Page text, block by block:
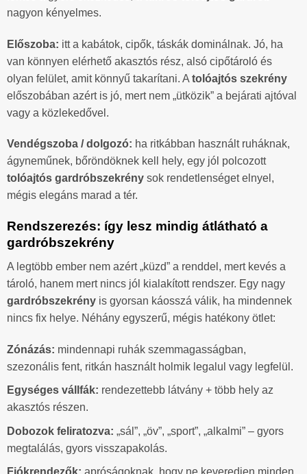
nagyon kényelmes.
Előszoba: itt a kabátok, cipők, táskák dominálnak. Jó, ha
van könnyen elérhető akasztós rész, alsó cipőtároló és
olyan felület, amit könnyű takarítani. A tolóajtós szekrény
előszobában azért is jó, mert nem „ütközik” a bejárati ajtóval
vagy a közlekedővel.
Vendégszoba / dolgozó: ha ritkábban használt ruháknak,
ágyneműnek, bőröndöknek kell hely, egy jól polcozott
tolóajtós gardróbszekrény sok rendetlenséget elnyel,
mégis elegáns marad a tér.
Rendszerezés: így lesz mindig átlátható a
gardróbszekrény
A legtöbb ember nem azért „küzd” a renddel, mert kevés a
tároló, hanem mert nincs jól kialakított rendszer. Egy nagy
gardróbszekrény is gyorsan káosszá válik, ha mindennek
nincs fix helye. Néhány egyszerű, mégis hatékony ötlet:
Zónázás: mindennapi ruhák szemmagasságban,
szezonális fent, ritkán használt holmik legalul vagy legfelül.
Egységes vállfák: rendezettebb látvány + több hely az
akasztós részen.
Dobozok feliratozva: „sál”, „öv”, „sport”, „alkalmi” – gyors
megtalálás, gyors visszapakolás.